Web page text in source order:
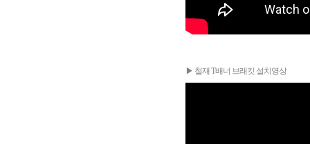
▶ 철재 T배너 브래킷 설치영상